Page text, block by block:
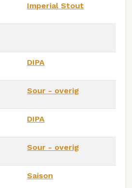
Imperial Stout
DIPA
Sour - overig
DIPA
Sour - overig
Saison